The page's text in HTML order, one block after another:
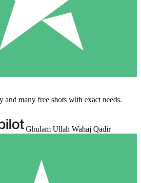
and many free shots with exact needs.
Ghulam Ullah Wahaj Qadir